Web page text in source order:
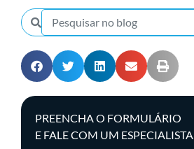
PREENCHA O FORMULÁRIO
E FALE COM UM ESPECIALISTA